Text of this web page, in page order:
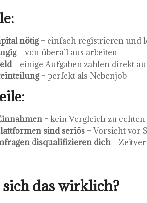
nötig– einfach registrieren und
– von überall aus arbeiten
– einige Aufgaben zahlen direkt
– perfekt als Nebenjob
– kein Vergleich zu
sind seriös – Vorsicht vor
disqualifizieren dich –
das wirklich?